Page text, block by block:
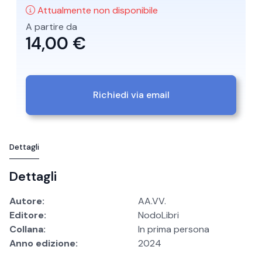
Attualmente non disponibile
A partire da
14,00 €
Richiedi via email
Dettagli
Dettagli
Autore:
Editore:
Collana:
Anno edizione:
AA.VV.
NodoLibri
In prima persona
2024